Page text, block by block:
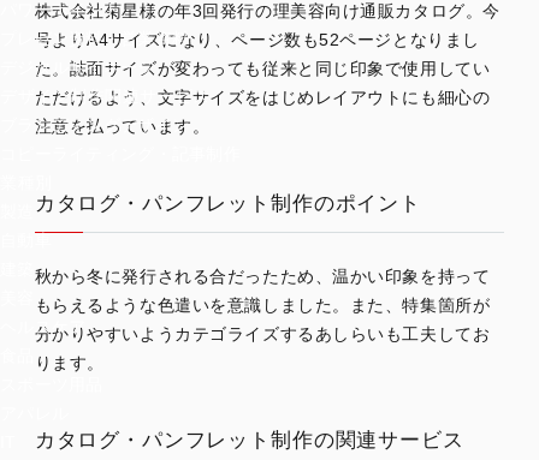
パワーポイント
プレゼン資料・営業資料
デジタルサイネージ
デザイン制作関連サービス
ブランディングデザイン
ヘルスケア
株式会社菊星様の年3回発行の理美容向け通販カタログ。今
号よりA4サイズになり、ページ数も52ページとなりまし
た。誌面サイズが変わっても従来と同じ印象で使用してい
ただけるよう、文字サイズをはじめレイアウトにも細心の
注意を払っています。
カタログ・パンフレット制作のポイント
秋から冬に発行される合だったため、温かい印象を持って
もらえるような色遣いを意識しました。また、特集箇所が
分かりやすいようカテゴライズするあしらいも工夫してお
ります。
カタログ・パンフレット制作の関連サービス